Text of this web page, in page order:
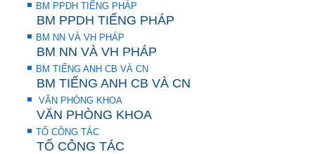
BM PPDH TIẾNG PHÁP
BM PPDH TIẾNG PHÁP
BM NN VÀ VH PHÁP
BM NN VÀ VH PHÁP
BM TIẾNG ANH CB VÀ CN
BM TIẾNG ANH CB VÀ CN
VĂN PHÒNG KHOA
VĂN PHÒNG KHOA
TỔ CÔNG TÁC
TỔ CÔNG TÁC